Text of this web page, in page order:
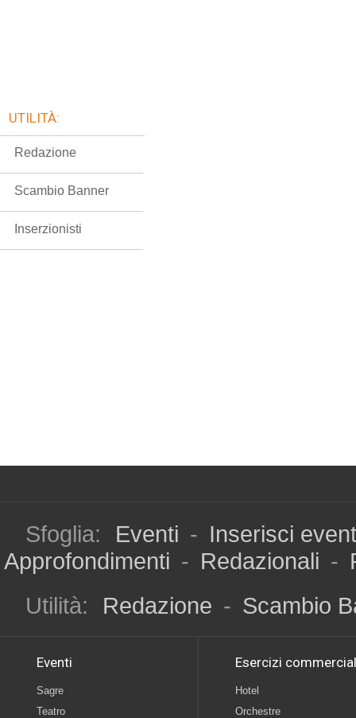
UTILITÀ:
Redazione
Scambio Banner
Inserzionisti
Sfoglia: Eventi - Inserisci
Approfondimenti - Redazionali -
Utilità:
Redazione - Scambio
Eventi
Sagre
Teatro
Esercizi
Hotel
Orchestre